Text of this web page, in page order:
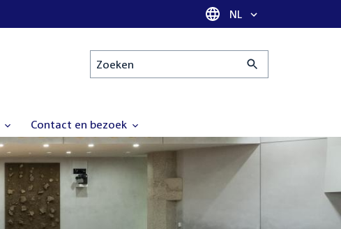
Taal selectie
NL
Zoeken
Contact en bezoek